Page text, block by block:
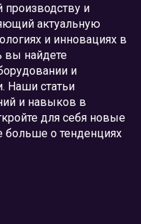
и
актуальную
и инновациях в
вы найдете
и
Наши статьи
и навыков в
для себя новые
больше о тенденциях